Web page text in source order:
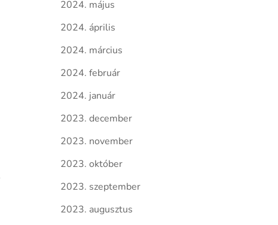
2024. május
2024. április
2024. március
2024. február
2024. január
2023. december
2023. november
2023. október
2023. szeptember
2023. augusztus